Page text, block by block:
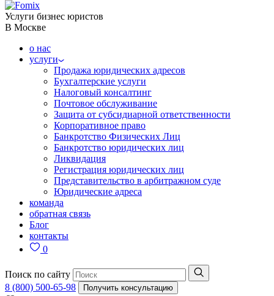
Услуги бизнес юристов
В Москве
о нас
услуги
Продажа юридических адресов
Бухгалтерские услуги
Налоговый консалтинг
Почтовое обслуживание
Защита от субсидиарной ответственности
Корпоративное право
Банкротство Физических Лиц
Банкротство юридических лиц
Ликвидация
Регистрация юридических лиц
Представительство в арбитражном суде
Юридические адреса
команда
обратная связь
Блог
контакты
0
Поиск по сайту
8 (800) 500-65-98
Получить консультацию